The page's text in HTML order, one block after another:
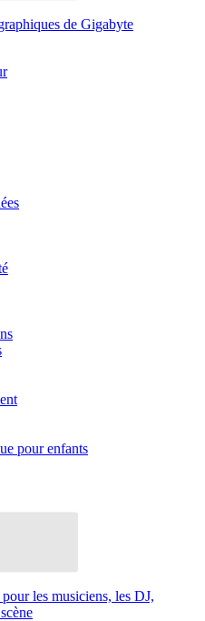
de Gigabyte
pour enfants
les musiciens, les DJ,